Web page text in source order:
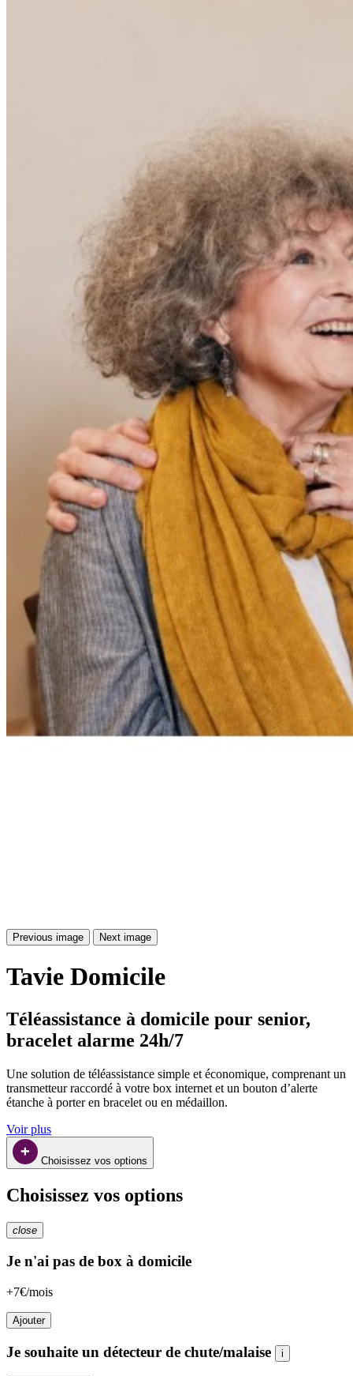
Previous image Next image
Tavie Domicile
Téléassistance à domicile pour senior,
bracelet alarme 24h/7
Une solution de téléassistance simple et économique, comprenant un
transmetteur raccordé à votre box internet et un bouton d’alerte
étanche à porter en bracelet ou en médaillon.
Voir plus
Choisissez vos options
Choisissez vos options
close
Je n'ai pas de box à domicile
+7€/mois
Ajouter
Je souhaite un détecteur de chute/malaise i